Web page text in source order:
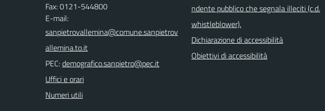
Fax: 0121-544800
E-mail:
PEC:
Uffici e orari
Numeri utili
ndente pubblico che segnala illeciti (c.d.
whistleblower).
Dichiarazione di accessibilità
Obiettivi di accessibilità